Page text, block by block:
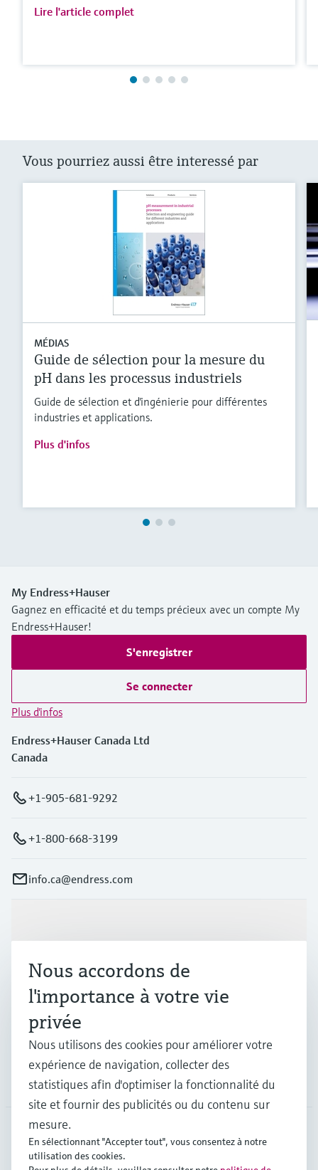
Lire l'article complet
Vous pourriez aussi être interessé par
MÉDIAS
Guide de sélection pour la mesure du
pH dans les processus industriels
Guide de sélection et d'ingénierie pour différentes
industries et applications.
Plus d'infos
My Endress+Hauser
Gagnez en efficacité et du temps précieux avec un compte My
Endress+Hauser!
S'enregistrer
Se connecter
Plus d'infos
Endress+Hauser Canada Ltd
Canada
+1-905-681-9292
+1-800-668-3199
info.ca@endress.com
Industries
Support
Société
CAN Français
Nous accordons de
l'importance à votre vie
privée
Nous utilisons des cookies pour améliorer votre
expérience de navigation, collecter des
statistiques afin d'optimiser la fonctionnalité du
site et fournir des publicités ou du contenu sur
mesure.
En sélectionnant "Accepter tout", vous consentez à notre
utilisation des cookies.